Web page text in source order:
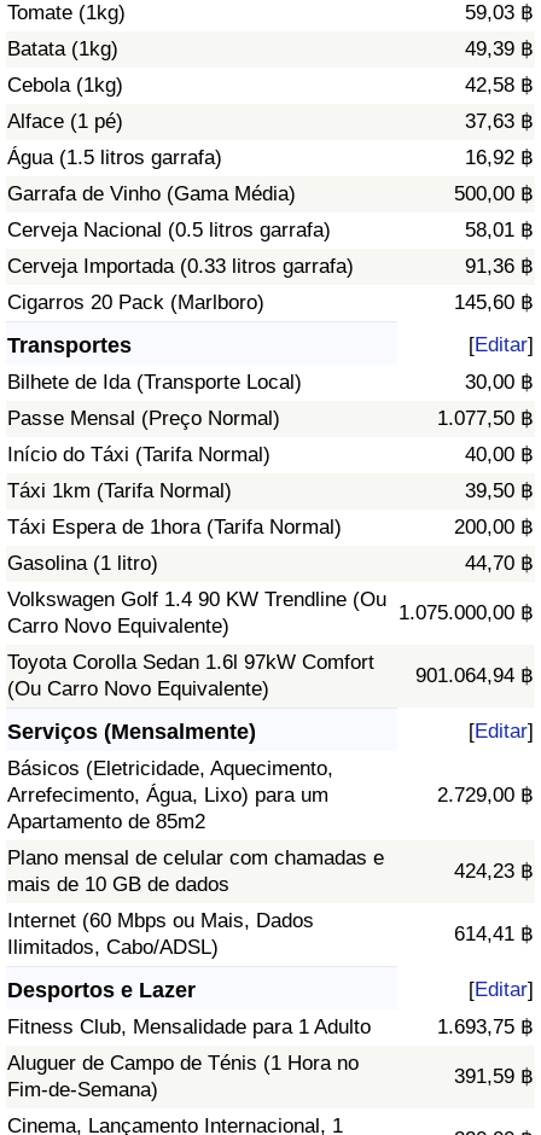
Tomate (1kg)
59,03 ฿
Batata (1kg)
49,39 ฿
Cebola (1kg)
42,58 ฿
Alface (1 pé)
37,63 ฿
Água (1.5 litros garrafa)
16,92 ฿
Garrafa de Vinho (Gama Média)
500,00 ฿
Cerveja Nacional (0.5 litros garrafa)
58,01 ฿
Cerveja Importada (0.33 litros garrafa)
91,36 ฿
Cigarros 20 Pack (Marlboro)
145,60 ฿
Transportes [Editar]
Bilhete de Ida (Transporte Local)
30,00 ฿
Passe Mensal (Preço Normal)
1.077,50 ฿
Início do Táxi (Tarifa Normal)
40,00 ฿
Táxi 1km (Tarifa Normal)
39,50 ฿
Táxi Espera de 1hora (Tarifa Normal)
200,00 ฿
Gasolina (1 litro)
44,70 ฿
Volkswagen Golf 1.4 90 KW Trendline (Ou
Carro Novo Equivalente)
1.075.000,00 ฿
Toyota Corolla Sedan 1.6l 97kW Comfort
(Ou Carro Novo Equivalente)
901.064,94 ฿
Serviços (Mensalmente) [Editar]
Básicos (Eletricidade, Aquecimento,
Arrefecimento, Água, Lixo) para um
Apartamento de 85m2
2.729,00 ฿
Plano mensal de celular com chamadas e
mais de 10 GB de dados
424,23 ฿
Internet (60 Mbps ou Mais, Dados
Ilimitados, Cabo/ADSL)
614,41 ฿
Desportos e Lazer [Editar]
Fitness Club, Mensalidade para 1 Adulto
1.693,75 ฿
Aluguer de Campo de Ténis (1 Hora no
Fim-de-Semana)
391,59 ฿
Cinema, Lançamento Internacional, 1
Trânsito
Indicador de Trânsito
Indicador de Trânsito (Atual)
Indicador de Trânsito por País